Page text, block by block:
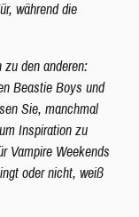
während die
den anderen:
Beastie Boys und
Sie, manchmal
Inspiration zu
Vampire Weekends
oder nicht, weiß